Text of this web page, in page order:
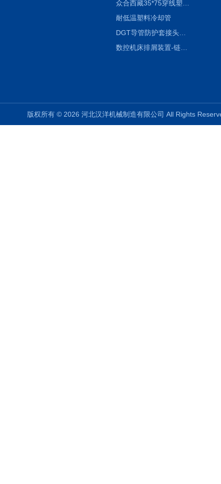
耐低温塑料冷却管
DGT导管防护套接头形式与参数
数控机床排屑装置-链板式排屑机
版权所有 © 2026 河北汉洋机械制造有限公司 All Rights